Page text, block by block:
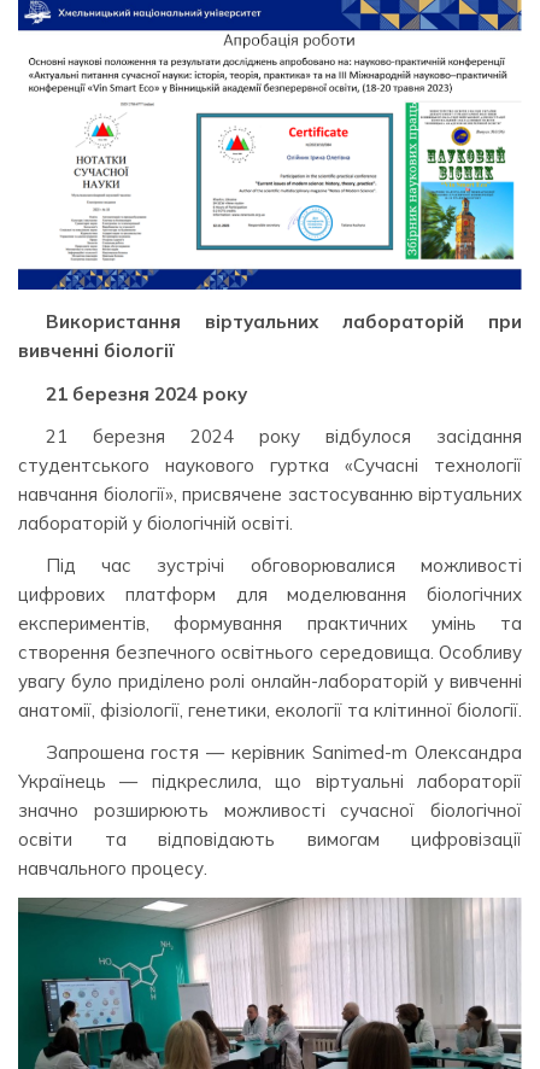
Використання віртуальних лабораторій при
вивченні біології
21 березня 2024 року
21 березня 2024 року відбулося засідання
студентського наукового гуртка «Сучасні технології
навчання біології», присвячене застосуванню віртуальних
лабораторій у біологічній освіті.
Під час зустрічі обговорювалися можливості
цифрових платформ для моделювання біологічних
експериментів, формування практичних умінь та
створення безпечного освітнього середовища. Особливу
увагу було приділено ролі онлайн-лабораторій у вивченні
анатомії, фізіології, генетики, екології та клітинної біології.
Запрошена гостя — керівник Sanimed-m Олександра
Українець — підкреслила, що віртуальні лабораторії
значно розширюють можливості сучасної біологічної
освіти та відповідають вимогам цифровізації
навчального процесу.